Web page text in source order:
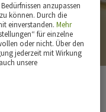
anzupassen
können. Durch die
einverstanden. Mehr
für einzelne
oder nicht. Über den
jederzeit mit Wirkung
unsere